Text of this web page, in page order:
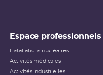
Espace professionnels
Installations nucléaires
Activités médicales
Activités industrielles